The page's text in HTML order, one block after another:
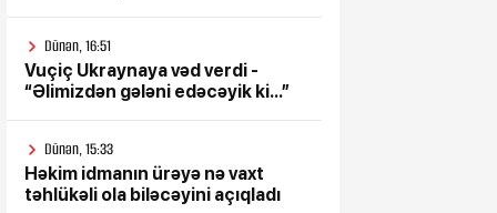
Dünən, 16:51
Vuçiç Ukraynaya vəd verdi -
“Əlimizdən gələni edəcəyik ki...”
Dünən, 15:33
Həkim idmanın ürəyə nə vaxt
təhlükəli ola biləcəyini açıqladı